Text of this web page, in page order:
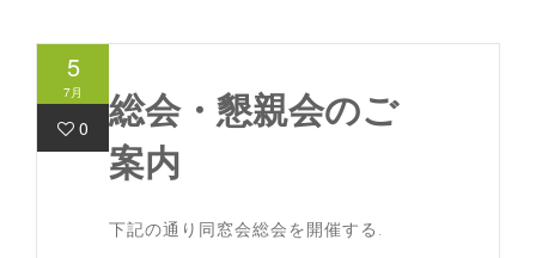
5
7月
0
総会・懇親会のご
案内
下記の通り同窓会総会を開催する.